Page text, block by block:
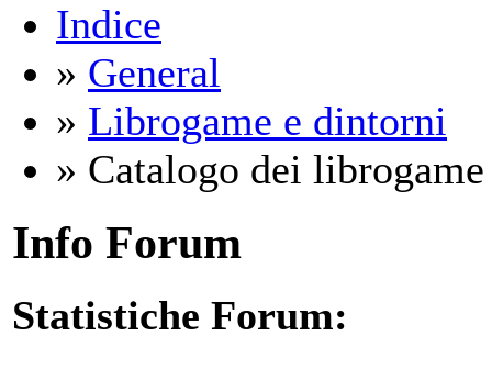
Indice
» General
» Librogame e dintorni
» Catalogo dei
Info Forum
Statistiche Forum: